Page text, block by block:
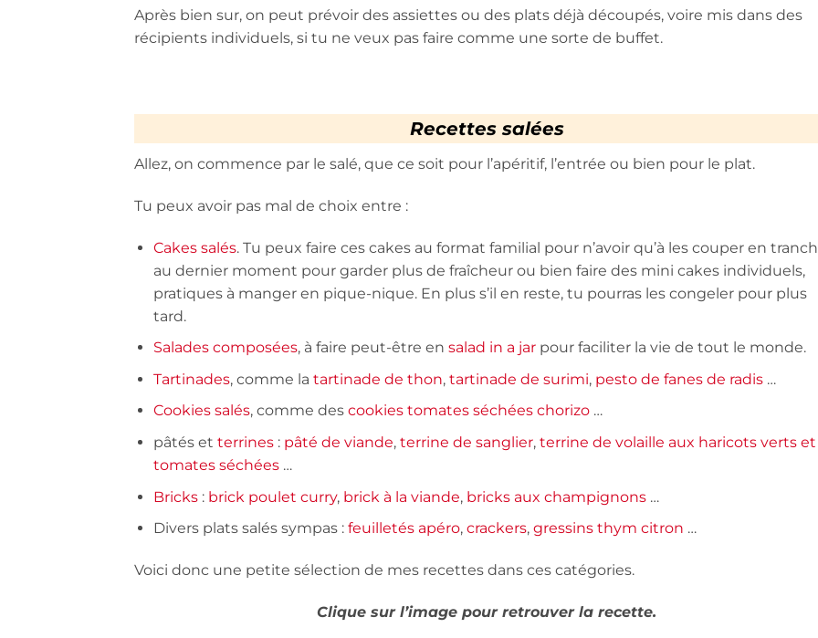
Après bien sur, on peut prévoir des assiettes ou des plats déjà découpés, voire mis dans des
récipients individuels, si tu ne veux pas faire comme une sorte de buffet.
Recettes salées
Allez, on commence par le salé, que ce soit pour l’apéritif, l’entrée ou bien pour le plat.
Tu peux avoir pas mal de choix entre :
Cakes salés. Tu peux faire ces cakes au format familial pour n’avoir qu’à les couper en
au dernier moment pour garder plus de fraîcheur ou bien faire des mini cakes individuels,
pratiques à manger en pique-nique. En plus s’il en reste, tu pourras les congeler pour plus
tard.
Salades composées, à faire peut-être en salad in a jarpour faciliter la vie de tout le monde.
Tartinades, comme la tartinade de thon, tartinade de surimi, pesto de fanes de radis…
Cookies salés, comme des cookies tomates séchées chorizo…
pâtés et terrines: pâté de viande, terrine de sanglier, terrine de volaille aux haricots verts et
tomates séchées…
Bricks : brick poulet curry, brick à la viande, bricks aux champignons…
Divers plats salés sympas : feuilletés apéro, crackers, gressins thym citron …
Voici donc une petite sélection de mes recettes dans ces catégories.
Clique sur l’image pour retrouver la recette.